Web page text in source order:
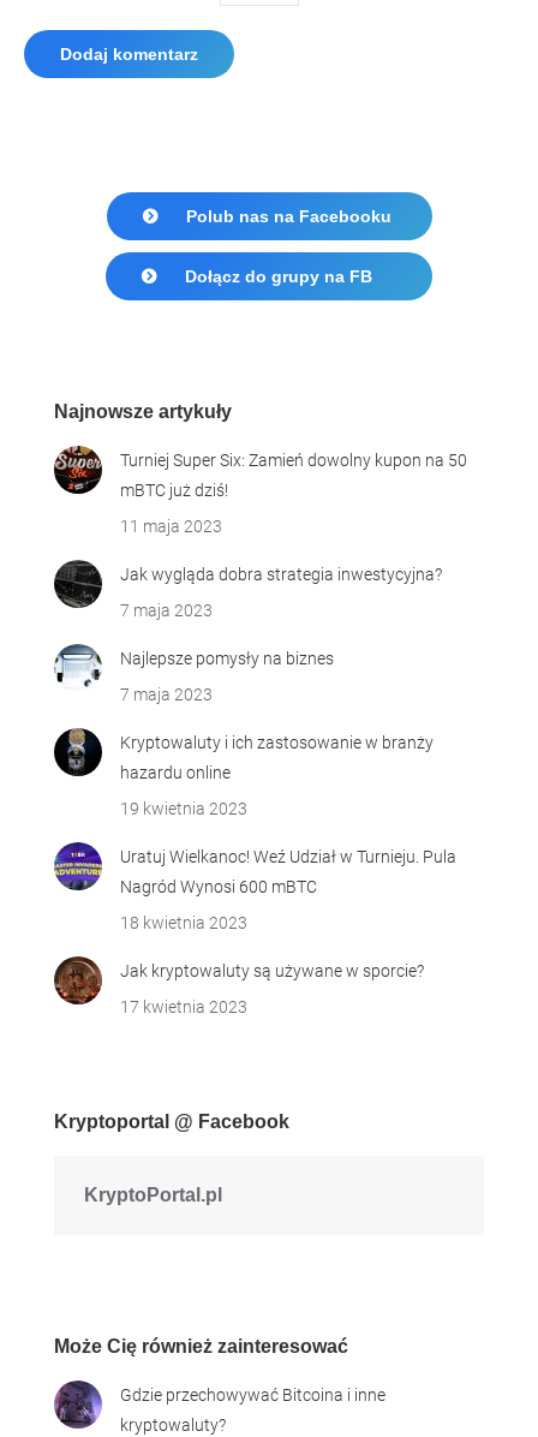
Dodaj komentarz
Polub nas na Facebooku
Dołącz do grupy na FB
Najnowsze artykuły
Turniej Super Six: Zamień dowolny kupon na 50
mBTC już dziś!
11 maja 2023
Jak wygląda dobra strategia inwestycyjna?
7 maja 2023
Najlepsze pomysły na biznes
7 maja 2023
Kryptowaluty i ich zastosowanie w branży
hazardu online
19 kwietnia 2023
Uratuj Wielkanoc! Weź Udział w Turnieju. Pula
Nagród Wynosi 600 mBTC
18 kwietnia 2023
Jak kryptowaluty są używane w sporcie?
17 kwietnia 2023
Kryptoportal @ Facebook
KryptoPortal.pl
Może Cię również zainteresować
Gdzie przechowywać Bitcoina i inne
kryptowaluty?